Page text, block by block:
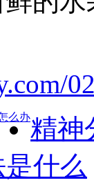
么办精神
什么